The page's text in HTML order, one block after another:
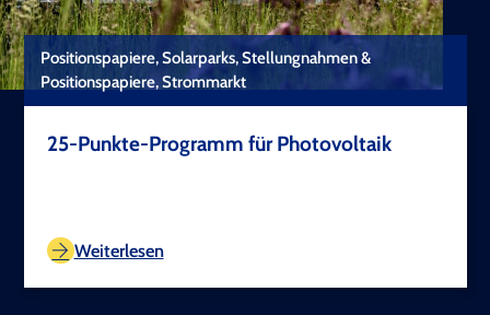
Positionspapiere, Solarparks, Stellungnahmen &
Positionspapiere, Strommarkt
25-Punkte-Programm für Photovoltaik
Weiterlesen